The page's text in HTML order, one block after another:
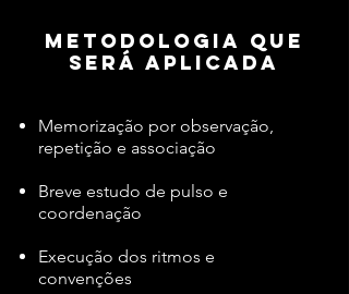
Metodologia que
será aplicada
Memorização por observação,
repetição e associação
Breve estudo de pulso e
coordenação
Execução dos ritmos e
convenções